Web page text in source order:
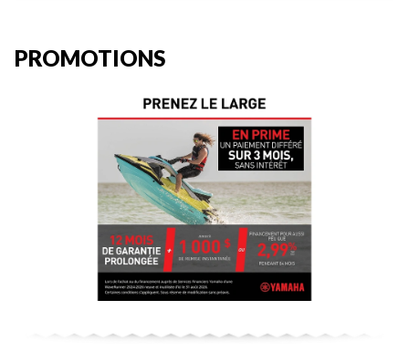
PROMOTIONS